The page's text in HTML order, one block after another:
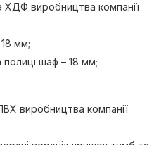
виробництва компанії
18 мм;
полиці шаф – 18 мм;
виробництва компанії